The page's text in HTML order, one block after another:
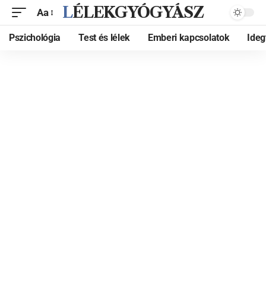
Aa LÉLEKGYÓGYÁSZ
Pszichológia Test és lélek Emberi kapcsolatok